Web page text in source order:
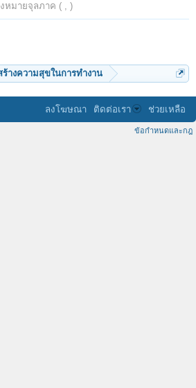
หมายจุลภาค ( , )
ร้างความสุขในการทํางาน
ลงโฆษณา ติดต่อเรา ช่วยเหลือ
ข้อกำหนดและกฎ